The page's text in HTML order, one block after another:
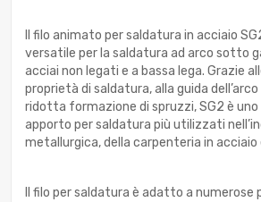
Il filo animato per saldatura in acciaio
versatile per la saldatura ad arco sotto
acciai non legati e a bassa lega. Grazie
proprietà di saldatura, alla guida
ridotta formazione di spruzzi, SG2 è
apporto per saldatura più utilizzati
metallurgica, della carpenteria in acciaio
Il filo per saldatura è adatto a numerose